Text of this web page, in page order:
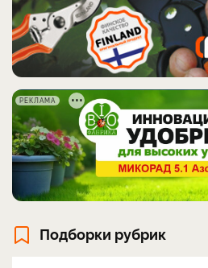
РЕКЛАМА
Подборки рубрик